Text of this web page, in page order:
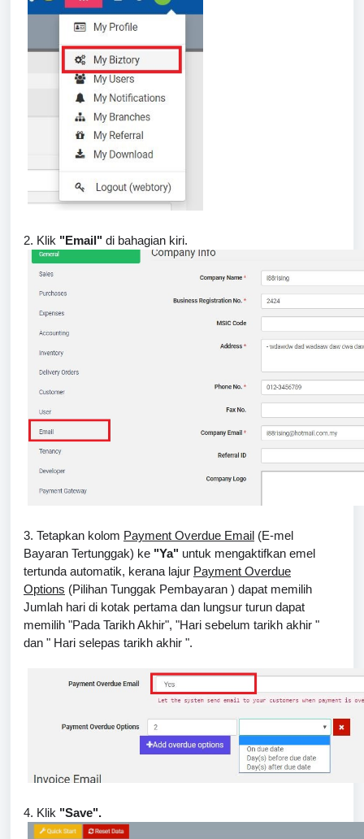
2. Klik "Email" di bahagian kiri.
3. Tetapkan kolom Payment Overdue Email (E-mel
Bayaran Tertunggak) ke "Ya" untuk mengaktifkan emel
tertunda automatik, kerana lajur Payment Overdue
Options (Pilihan Tunggak Pembayaran ) dapat memilih
Jumlah hari di kotak pertama dan lungsur turun dapat
memilih "Pada Tarikh Akhir", "Hari sebelum tarikh akhir "
dan " Hari selepas tarikh akhir ".
4. Klik "Save".